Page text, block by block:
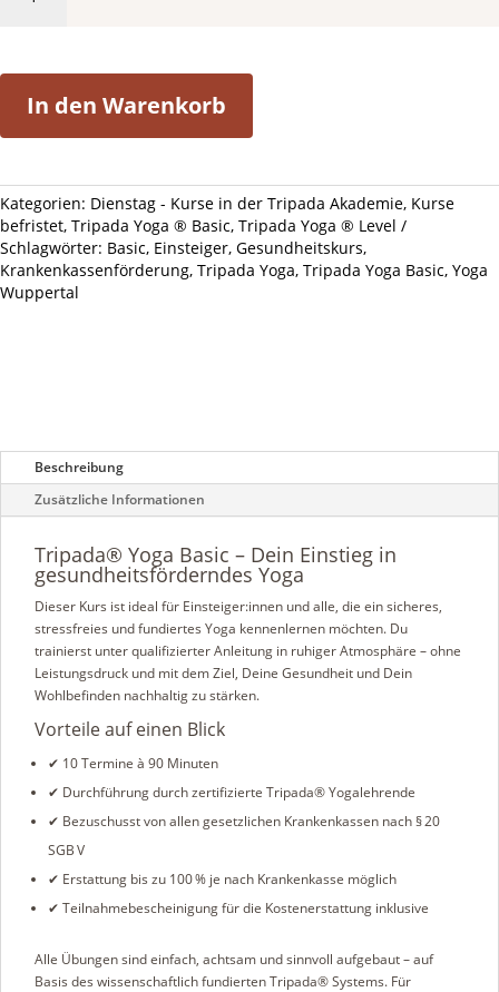
-11:00
-10
Termine
je
90
Minuten
In den Warenkorb
Kategorien: Dienstag - Kurse in der Tripada Akademie, Kurse
befristet, Tripada Yoga ® Basic, Tripada Yoga ® Level
Schlagwörter: Basic, Einsteiger, Gesundheitskurs,
Krankenkassenförderung, Tripada Yoga, Tripada Yoga Basic, Yoga
Wuppertal
Beschreibung
Zusätzliche Informationen
Tripada® Yoga Basic – Dein Einstieg in
gesundheitsförderndes Yoga
Dieser Kurs ist ideal für Einsteiger:innen und alle, die ein sicheres,
stressfreies und fundiertes Yoga kennenlernen möchten. Du
trainierst unter qualifizierter Anleitung in ruhiger Atmosphäre – ohne
Leistungsdruck und mit dem Ziel, Deine Gesundheit und Dein
Wohlbefinden nachhaltig zu stärken.
Vorteile auf einen Blick
✔ 10 Termine à 90 Minuten
✔ Durchführung durch zertifizierte Tripada® Yogalehrende
✔ Bezuschusst von allen gesetzlichen Krankenkassen nach § 20
SGB V
✔ Erstattung bis zu 100 % je nach Krankenkasse möglich
✔ Teilnahmebescheinigung für die Kostenerstattung inklusive
Alle Übungen sind einfach, achtsam und sinnvoll aufgebaut – auf
Basis des wissenschaftlich fundierten Tripada® Systems. Für